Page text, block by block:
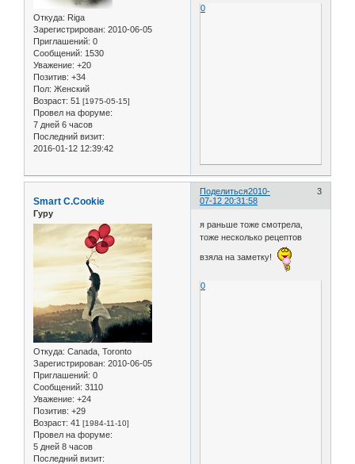
Откуда: Riga
Зарегистрирован: 2010-06-05
Приглашений: 0
Сообщений: 1530
Уважение: +20
Позитив: +34
Пол: Женский
Возраст: 51 [1975-05-15]
Провел на форуме:
7 дней 6 часов
Последний визит:
2016-01-12 12:39:42
0
Поделиться 3
2010-
07-12 20:31:58
Smart C.Cookie
Гуру
Откуда: Canada, Toronto
Зарегистрирован: 2010-06-05
Приглашений: 0
Сообщений: 3110
Уважение: +24
Позитив: +29
Возраст: 41 [1984-11-10]
Провел на форуме:
5 дней 8 часов
Последний визит:
я раньше тоже смотрела,
тоже несколько рецептов
взяла на заметку!
0